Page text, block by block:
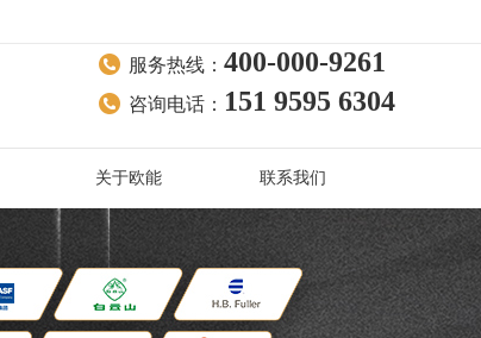
服务热线： 400-000-9261
咨询电话： 151 9595 6304
关于欧能 联系我们